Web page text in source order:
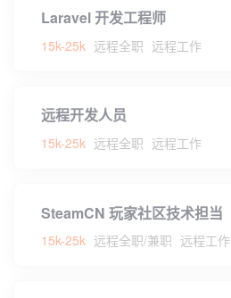
Laravel 开发工程师
15k-25k 远程全职 远程工作
远程开发人员
15k-25k 远程全职 远程工作
SteamCN 玩家社区技术担当
15k-25k 远程全职/兼职 远程工作